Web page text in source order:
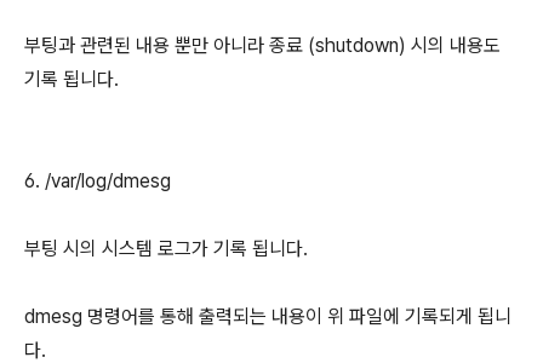
부팅과 관련된 내용 뿐만 아니라 종료 (shutdown) 시의 내용도
기록 됩니다.
6. /var/log/dmesg
부팅 시의 시스템 로그가 기록 됩니다.
dmesg 명령어를 통해 출력되는 내용이 위 파일에 기록되게 됩니
다.